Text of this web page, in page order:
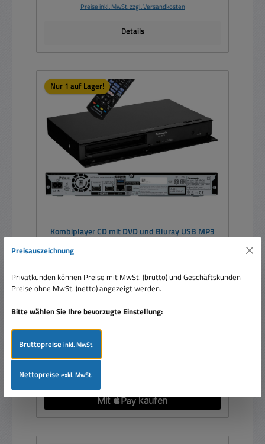
Preise inkl. MwSt. zzgl. Versandkosten
Details
Nur 1 auf Lager!
Kombiplayer CD mit DVD und Bluray USB MP3
Audio CD Player HDMI Toslink Out DPUB424
Preise inkl. MwSt. zzgl. Versandkosten
Preisauszeichnung
Privatkunden können Preise mit MwSt. (brutto) und Geschäftskunden
Preise ohne MwSt. (netto) angezeigt werden.
Bitte wählen Sie Ihre bevorzugte Einstellung:
Bruttopreiseinkl. MwSt.
Nettopreiseexkl. MwSt.